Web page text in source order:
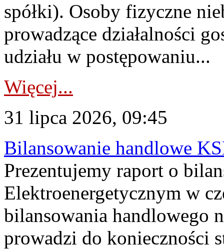
spółki). Osoby fizyczne
prowadzące działalności
udziału w postępowaniu...
Więcej...
31 lipca 2026, 09:45
Bilansowanie handlowe
Prezentujemy raport o
Elektroenergetycznym w
bilansowania handlowego
prowadzi do konieczności